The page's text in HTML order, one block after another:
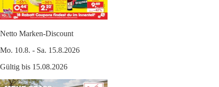
Netto Marken-Discount
Mo. 10.8. - Sa. 15.8.2026
Gültig bis 15.08.2026